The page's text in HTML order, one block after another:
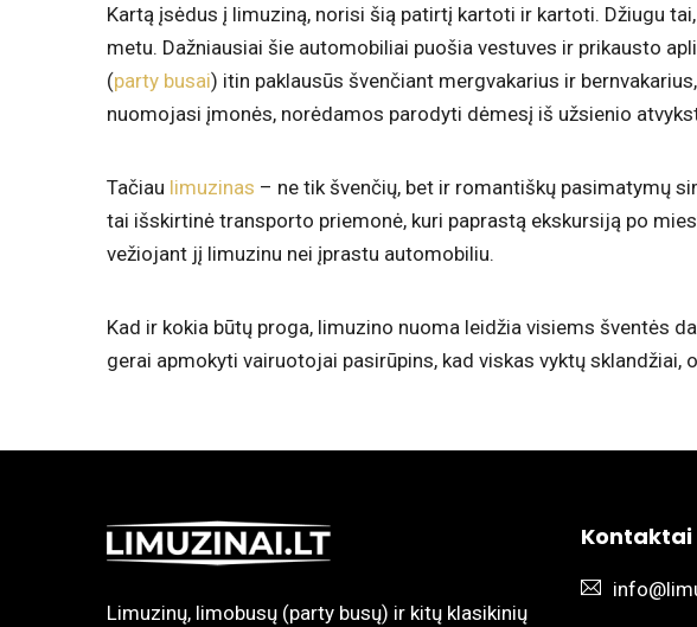
Kartą įsėdus į limuziną, norisi šią patirtį kartoti ir kartoti. Džiugu
metu. Dažniausiai šie automobiliai puošia vestuves ir prikausto
(party busai) itin paklausūs švenčiant mergvakarius ir
nuomojasi įmonės, norėdamos parodyti dėmesį iš užsienio
Tačiau limuzinas – ne tik švenčių, bet ir romantiškų pasimatymų
tai išskirtinė transporto priemonė, kuri paprastą ekskursiją po
vežiojant jį limuzinu nei įprastu automobiliu.
Kad ir kokia būtų proga, limuzino nuoma leidžia visiems šventės
gerai apmokyti vairuotojai pasirūpins, kad viskas vyktų sklandžiai,
Limuzinų, limobusų (party busų) ir kitų klasikinių
Kontaktai